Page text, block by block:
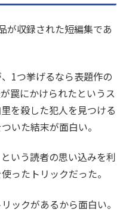
が収録された短編集であ
1つ挙げるなら表題作の
罠にかけられたというス
を殺した犯人を見つける
いた結末が面白い。
いう読者の思い込みを利
ったトリックだった。
ックがあるから面白い。